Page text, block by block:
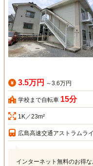
3.5万円 ～3.6万円
学校まで自転車 15分
1K／23m²
広島高速交通アストラムラ
インターネット無料のお得